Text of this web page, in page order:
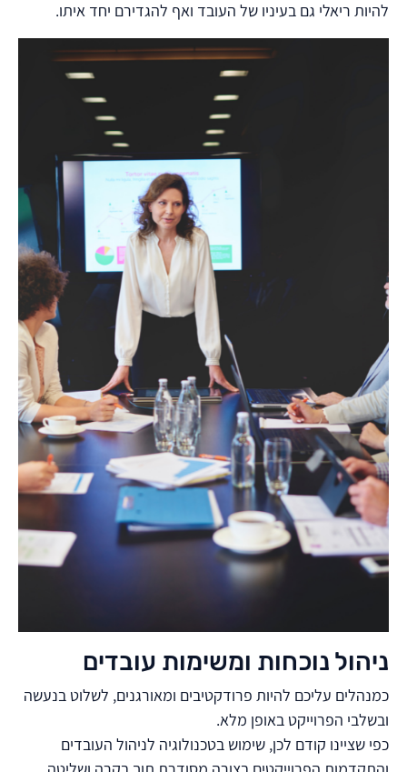
להיות ריאלי גם בעיניו של העובד ואף להגדירם יחד איתו.
ניהול נוכחות ומשימות עובדים
כמנהלים עליכם להיות פרודקטיבים ומאורגנים, לשלוט בנעשה
ובשלבי הפרוייקט באופן מלא.
כפי שציינו קודם לכן, שימוש בטכנולוגיה לניהול העובדים